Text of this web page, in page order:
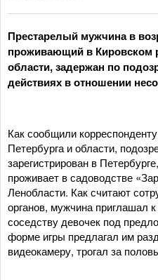
Престарелый мужчина в
проживающий в Кировском
области, задержан по
действиях в отношении
Как сообщили
Петербурга и области,
зарегистрирован в
проживает в садоводстве
Ленобласти. Как считают
органов, мужчина приглашал
соседству девочек под
форме игры предлагал им
видеокамеру, трогал за